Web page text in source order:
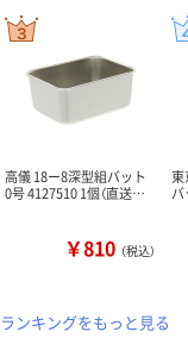
高儀 18ー8深型組バット
0号 4127510 1個（直送…
￥810 （税込）
東
ランキングをもっと見る